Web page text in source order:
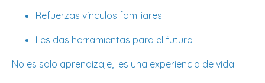
Refuerzas vínculos familiares
Les das herramientas para el futuro
No es solo aprendizaje, es una experiencia de vida.